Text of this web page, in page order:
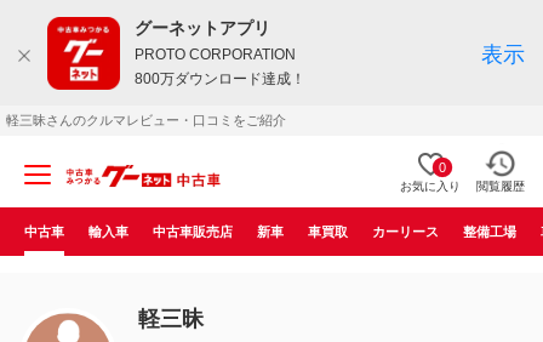
グーネットアプリ
PROTO CORPORATION
800万ダウンロード達成！
表示
軽三昧さんのクルマレビュー・口コミをご紹介
0
お気に入り 閲覧履歴
中古車 輸入車 中古車販売店 新車 車買取 カーリース 整備工場
軽三昧